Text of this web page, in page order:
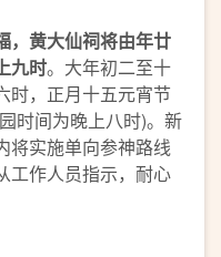
，黄大仙祠将由年廿
九时。大年初二至十
时，正月十五元宵节
时间为晚上八时)。新
将实施单向参神路线
工作人员指示，耐心